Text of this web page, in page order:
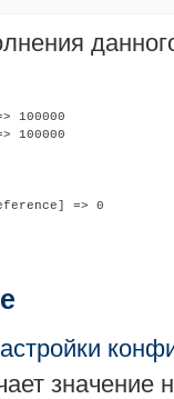
100000
100000
=> 0
значение